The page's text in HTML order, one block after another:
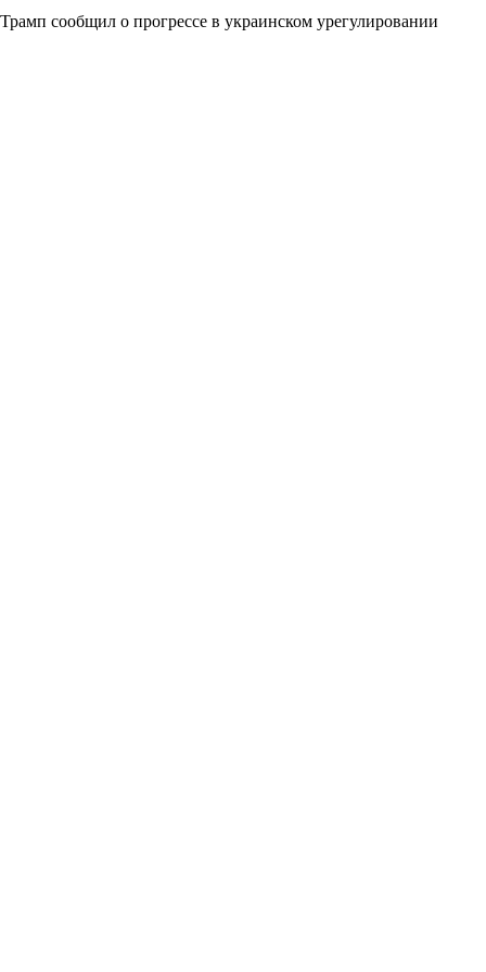
Трамп сообщил о прогрессе в украинском урегулировании